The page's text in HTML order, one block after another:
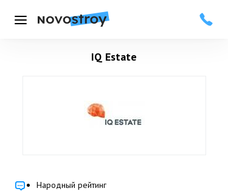
Меню
IQ Estate
Народный рейтинг